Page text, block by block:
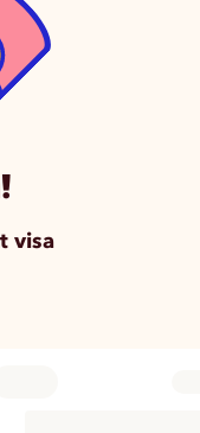
visa